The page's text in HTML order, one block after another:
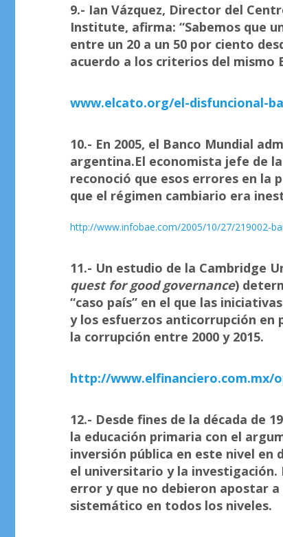
9.- Ian Vázquez, Director del
Institute, afirma: “Sabemos que
entre un 20 a un 50 por ciento
acuerdo a los criterios del mismo
www.elcato.org/el-disfuncional-
10.- En 2005, el Banco Mundial
argentina.El economista jefe de
reconoció que esos errores en la
que el régimen cambiario era
http://www.infobae.com/2005/10/27/219002-
11.- Un estudio de la Cambridge
quest for good governance)
“caso país” en el que las
y los esfuerzos anticorrupción en
la corrupción entre 2000 y 2015.
http://www.elfinanciero.com.mx/
12.- Desde fines de la década de
la educación primaria con el
inversión pública en este nivel
el universitario y la investigación.
error y que no debieron apostar
sistemático en todos los niveles.